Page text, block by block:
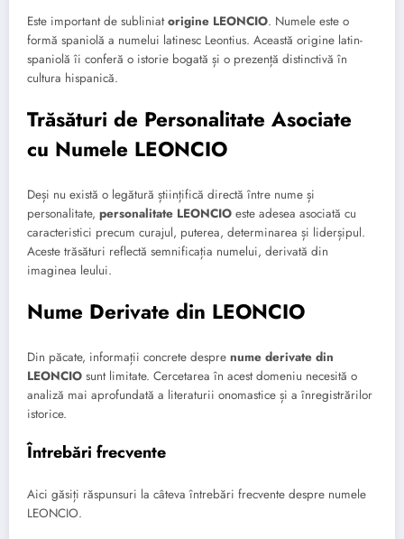
Este important de subliniatorigine LEONCIO. Numele este o
formă spaniolă a numelui latinesc Leontius. Această origine latin-
spaniolă îi conferă o istorie bogată și o prezență distinctivă în
cultura hispanică.
Trăsături de Personalitate Asociate
cu Numele LEONCIO
Deși nu există o legătură științifică directă între nume și
personalitate, personalitate LEONCIO este adesea asociată cu
caracteristici precum curajul, puterea, determinarea și liderșipul.
Aceste trăsături reflectă semnificația numelui, derivată din
imaginea leului.
Nume Derivate din LEONCIO
Din păcate, informații concrete despre nume derivate din
LEONCIO sunt limitate. Cercetarea în acest domeniu necesită o
analiză mai aprofundată a literaturii onomastice și a înregistrărilor
istorice.
Întrebări frecvente
Aici găsiți răspunsuri la câteva întrebări frecvente despre numele
LEONCIO.